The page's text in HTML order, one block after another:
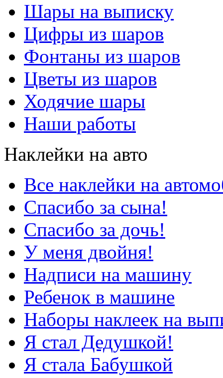
Шары на выписку
Цифры из шаров
Фонтаны из шаров
Цветы из шаров
Ходячие шары
Наши работы
Наклейки на авто
Все наклейки на
Спасибо за сына!
Спасибо за дочь!
У меня двойня!
Надписи на машину
Ребенок в машине
Наборы наклеек на
Я стал Дедушкой!
Я стала Бабушкой